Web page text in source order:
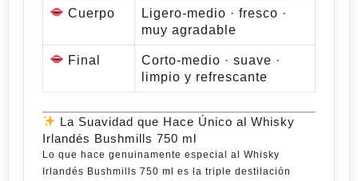
Cuerpo
Ligero-medio · fresco ·
muy agradable
Final
Corto-medio · suave ·
limpio y refrescante
La Suavidad que Hace Único al Whisky
Irlandés Bushmills 750 ml
Lo que hace genuinamente especial al Whisky
Irlandés Bushmills 750 ml es la triple destilación